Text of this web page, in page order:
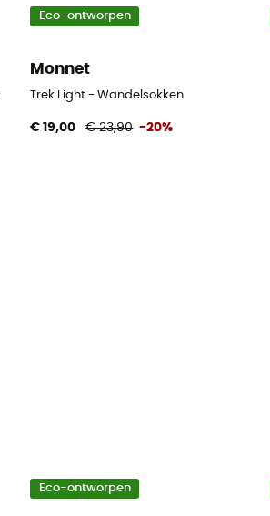
Eco-ontworpen
Monnet
Trek Light - Wandelsokken
€ 19,00 € 23,90 -20%
Eco-ontworpen